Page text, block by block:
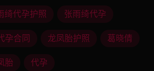
绮代孕护照 张雨绮代孕
孕合同 龙凤胎护照 葛晓倩
胎 代孕